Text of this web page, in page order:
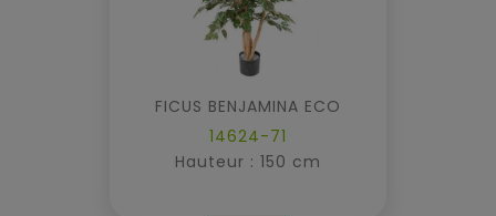
FICUS BENJAMINA ECO
14624-71
Hauteur : 150 cm